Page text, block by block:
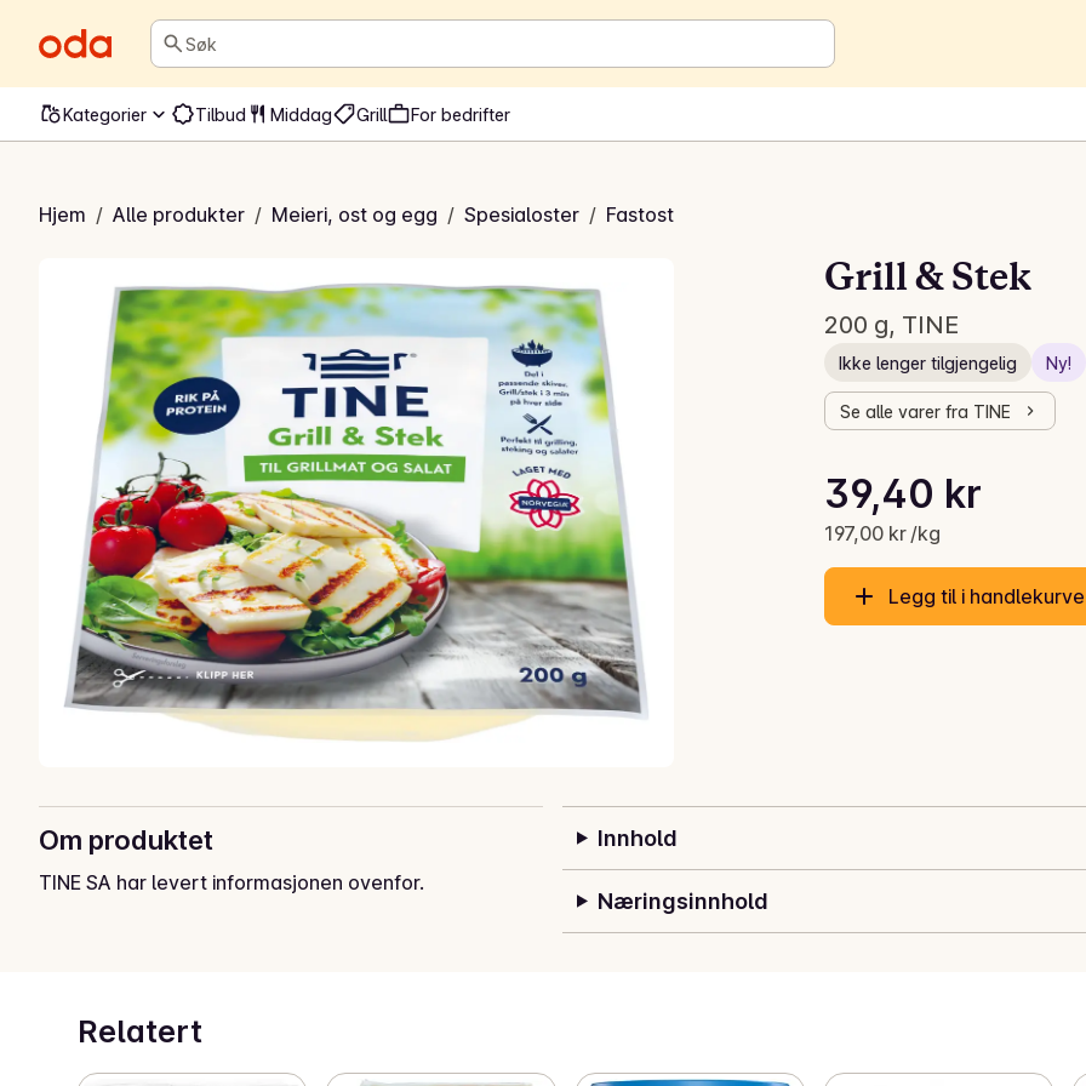
Søk
Kategorier Tilbud Middag Grill For bedrifter
Hjem / Alle produkter / Meieri, ost og egg / Spesialoster / Fastost
& Stek
Grill & Stek
200 g, TINE
Ikke lenger tilgjengelig Ny!
Se alle varer fra TINE
Gjeldende pris er: 39,40 kr
39,40 kr
197,00 kr /kg
Stykkpris: 197,00 kr /kg
Legg til i
Om produktet
TINE SA har levert informasjonen ovenfor.
Innhold
Næringsinnhold
Relatert